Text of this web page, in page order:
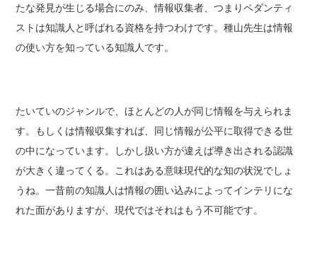
たな発見が生じる場合にのみ、情報収集者、つまりペダンティ
ストは知識人と呼ばれる資格を持つわけです。種山先生は情報
の使い方を知っている知識人です。
たいていのジャンルで、ほとんどの人が同じ情報を与えられま
す。もしくは情報収集すれば、同じ情報が公平に取得できる世
の中になっています。しかし扱い方が違えば導き出される認識
が大きく違ってくる。これはある意味現代的な知の状況でしょ
うね。一昔前の知識人は情報の囲い込みによってインテリにな
れた面がありますが、現代ではそれはもう不可能です。